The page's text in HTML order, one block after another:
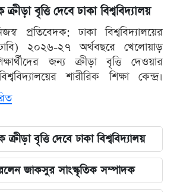
ক্রীড়া বৃত্তি দেবে ঢাকা বিশ্ববিদ্যালয়
প্রতিবেদক: ঢাকা বিশ্ববিদ্যালয়ের
২০২৬-২৭ অর্থবছরে খেলোয়াড়
জন্য ক্রীড়া বৃত্তি দেওয়ার
শারীরিক শিক্ষা কেন্দ্র।
ক্রীড়া বৃত্তি দেবে ঢাকা বিশ্ববিদ্যালয়
জাকসুর সাংস্কৃতিক সম্পাদক